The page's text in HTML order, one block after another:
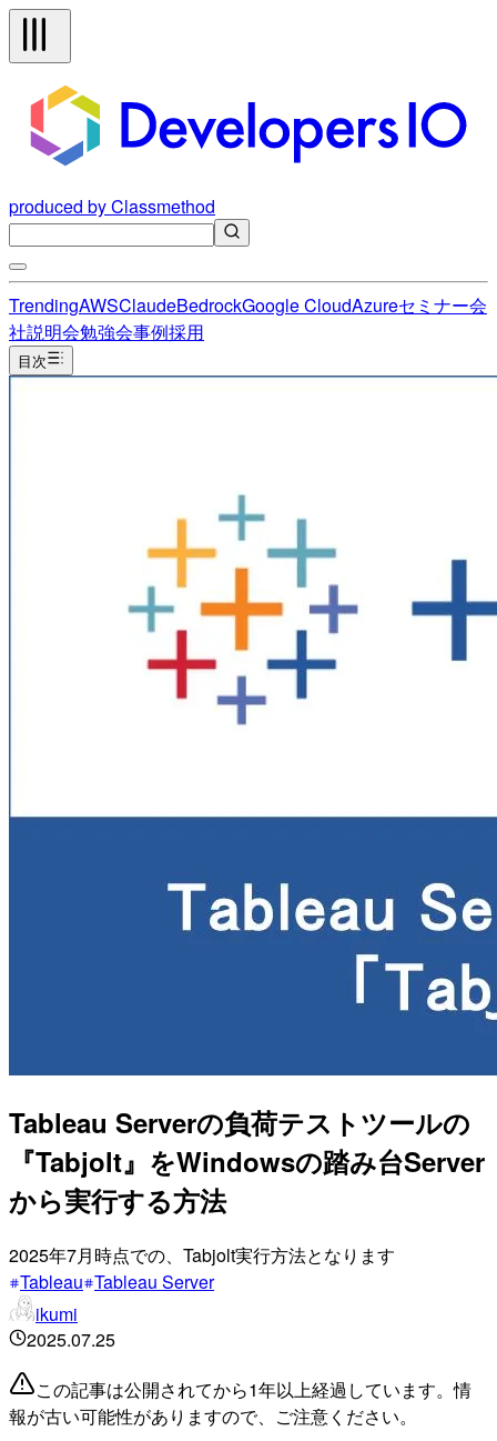
produced by Classmethod
TrendingAWSClaudeBedrockGoogle CloudAzureセミナー会
社説明会勉強会事例採用
目次
Tableau Serverの負荷テストツールの
『Tabjolt』をWindowsの踏み台Server
から実行する方法
2025年7月時点での、Tabjolt実行方法となります
Tableau Tableau Server
ikumi
2025.07.25
この記事は公開されてから1年以上経過しています。情
報が古い可能性がありますので、ご注意ください。